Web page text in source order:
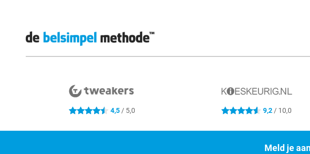
4.5 sterren 4,5/ 5,0 4.6 sterren 9,2/ 10,0
Meld je